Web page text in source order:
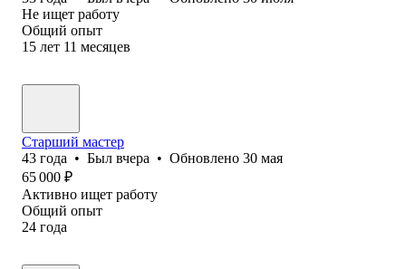
Не ищет работу
Общий опыт
15 лет 11 месяцев
Старший мастер
43 года • Был вчера • Обновлено 30 мая
65 000 ₽
Активно ищет работу
Общий опыт
24 года